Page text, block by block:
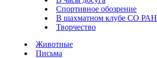
Спортивное обозрение
В шахматном клубе СО РАН
Творчество
Животные
Письма